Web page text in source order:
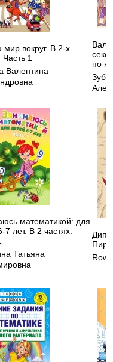
мир вокруг. В 2-х
Часть 1
Валентина
по
математикой: для
7 лет. В 2 частях.
Татьяна